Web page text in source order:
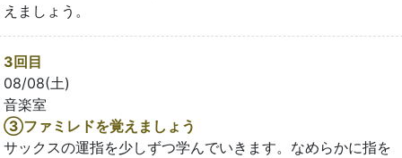
えましょう。
3回目
08/08(土)
音楽室
③ファミレドを覚えましょう
サックスの運指を少しずつ学んでいきます。なめらかに指を